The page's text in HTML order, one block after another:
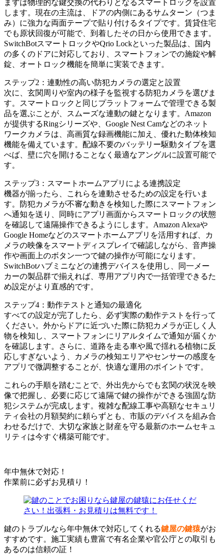
まずは物理的な鍵交換の代わりとなるスマートロックを設置
します。現在の主流は、ドアの内側にあるサムターン（つま
み）に強力な両面テープで貼り付けるタイプです。賃貸住宅
でも原状回復が可能で、到着したその日から使用できます。
SwitchBotスマートロックやQrio Lockといった製品は、国内
の多くのドアに対応しており、スマートフォンでの施錠や解
錠、オートロック機能を簡単に実装できます。
ステップ2：連動性の高い防犯カメラの選定と設置
次に、玄関周りや室内の様子を監視する防犯カメラを選びま
す。スマートロックと同じプラットフォームで管理できる製
品を選ぶことが、スムーズな連動の鍵となります。Amazon
が提供するRingシリーズや、Google Nest Camなどのネット
ワークカメラは、高画質な録画機能に加え、優れた動体検知
機能を備えています。配線不要のバッテリー駆動タイプを選
べば、壁に穴を開けることなく最適なアングルに設置可能で
す。
ステップ3：スマートホームアプリによる連携設定
機器が揃ったら、これらを連動させるための設定を行いま
す。防犯カメラが不審な動きを検知した際にスマートフォン
へ通知を送り、同時にアプリ画面からスマートロックの状態
を確認して遠隔操作できるようにします。Amazon Alexaや
Google Homeなどのスマートホームアプリを活用すれば、カ
メラの映像をスマートディスプレイで確認しながら、音声操
作や画面上のボタン一つで鍵の操作が可能になります。
SwitchBotハブミニなどの連携デバイスを使用し、同一メー
カーの製品群で揃えれば、専用アプリ内で一括管理できるた
め設定がより直感的です。
ステップ4：動作テストと通知の最適化
すべての設定が完了したら、必ず実際の動作テストを行って
ください。外からドアに近づいた際に防犯カメラが正しく人
物を検知し、スマートフォンにリアルタイムで通知が届くか
を確認します。さらに、道路を走る車や風で揺れる植物に反
応しすぎないよう、カメラの検知エリアやセンサーの感度を
アプリで微調整することが、快適な運用のポイントです。
これらの手順を踏むことで、外出先からでも玄関の状況を映
像で把握し、必要に応じて遠隔で鍵の操作ができる強固な防
犯システムが完成します。複雑な配線工事や高額なセキュリ
ティ会社の月額契約に頼らずとも、市販のデバイスを組み合
わせるだけで、大切な家族と財産を守る最新のホームセキュ
リティは今すぐ構築可能です。
年中無休で対応！
作業前に必ずお見積り！
鍵のトラブルなら年中無休で対応してくれる鍵屋の鍵猿がお
すすめです。施工実績も豊富で有名企業や官公庁との取引も
あるのは信頼の証！